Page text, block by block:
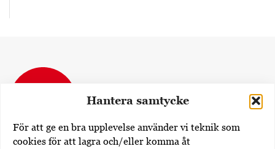
Hantera samtycke
För att ge en bra upplevelse använder vi teknik som
cookies för att lagra och/eller komma åt